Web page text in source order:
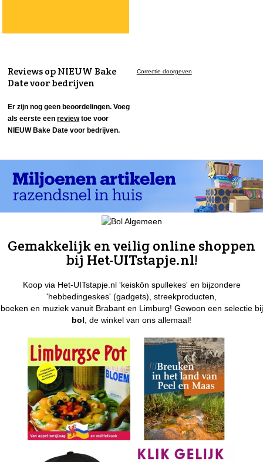
Reviews op NIEUW Bake
Date voor bedrijven
Er zijn nog geen beoordelingen. Voeg
als eerste eenreviewtoe voor
NIEUW Bake Date voor bedrijven.
Correctie doorgeven
Gemakkelijk en veilig online shoppen
bij Het-UITstapje.nl!
Koop via Het-UITstapje.nl 'keiskôn spullekes' en bijzondere
'hebbedingeskes' (gadgets), streekproducten,
boeken en muziek vanuit Brabant en Limburg! Gewoon een selectie bij
bol , de winkel van ons allemaal!